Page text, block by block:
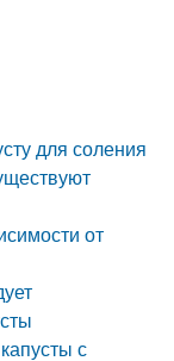
для соления
от
с